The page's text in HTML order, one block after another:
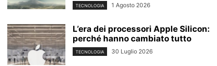
TECNOLOGIA 1 Agosto 2026
L’era dei processori Apple Silicon:
perché hanno cambiato tutto
TECNOLOGIA 30 Luglio 2026